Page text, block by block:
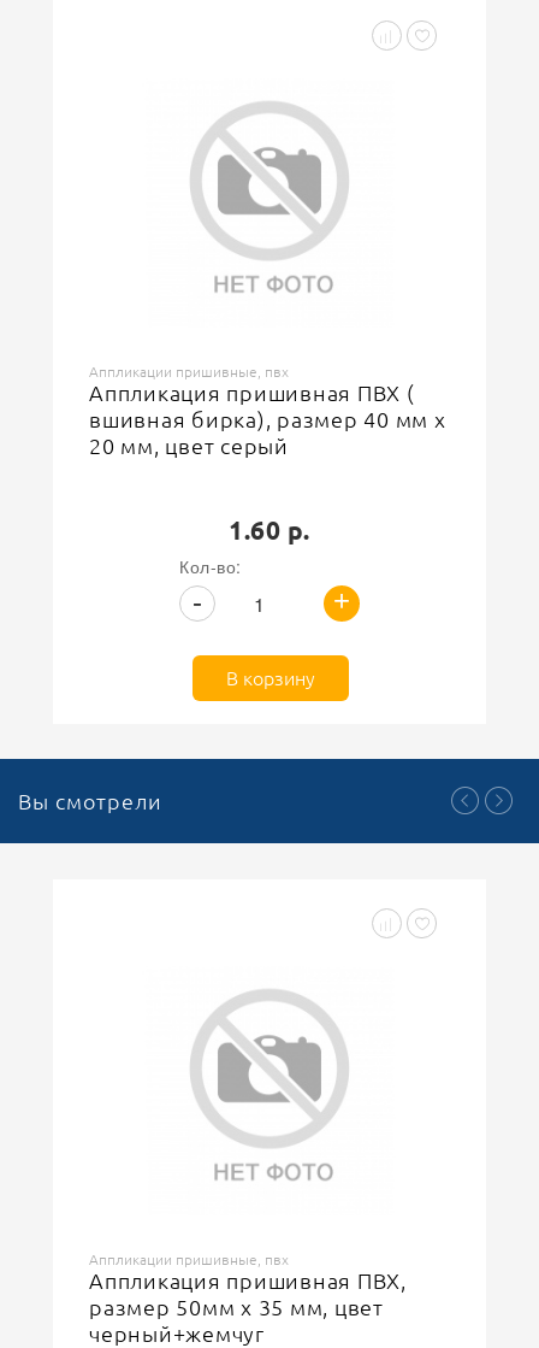
Аппликации пришивные, пвх
Аппликация пришивная ПВХ (
вшивная бирка), размер 40 мм х
20 мм, цвет серый
1.60 р.
Кол-во:
+
-
В корзину
Вы смотрели
Аппликации пришивные, пвх
Аппликация пришивная ПВХ,
размер 50мм х 35 мм, цвет
черный+жемчуг